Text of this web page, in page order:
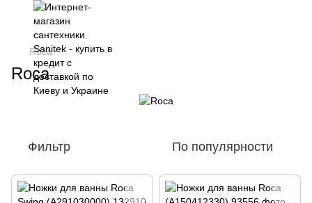
Roca
Roca
Фильтр По популярности